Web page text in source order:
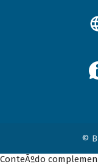
©
ConteÃºdo